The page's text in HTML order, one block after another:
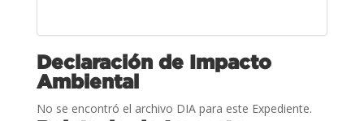
Declaración de Impacto
Ambiental
No se encontró el archivo DIA para este Expediente.